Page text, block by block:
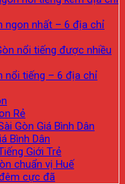
ngon nhất – 6 địa chỉ
nổi tiếng được nhiều
nổi tiếng – 6 địa chỉ
Rẻ
Gòn Giá Bình Dân
Bình Dân
Giới Trẻ
chuẩn vị Huế
cực đã